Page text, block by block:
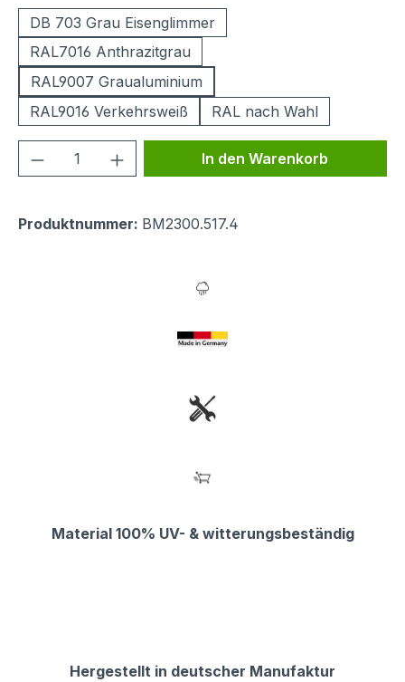
DB 703 Grau Eisenglimmer
RAL7016 Anthrazitgrau
RAL9007 Graualuminium
RAL9016 Verkehrsweiß
RAL nach Wahl
Produkt Anzahl: Gib denIn den Warenkorb
Produktnummer: BM2300.517.4
Material 100% UV- & witterungsbeständig
Hergestellt in deutscher Manufaktur